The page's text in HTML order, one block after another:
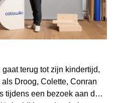
terug tot zijn kindertijd,
Droog, Colette, Conran
tijdens een bezoek aan de